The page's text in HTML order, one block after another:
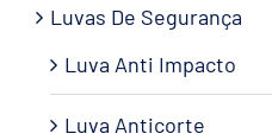
Luvas De Segurança
Luva Anti Impacto
Luva Anticorte